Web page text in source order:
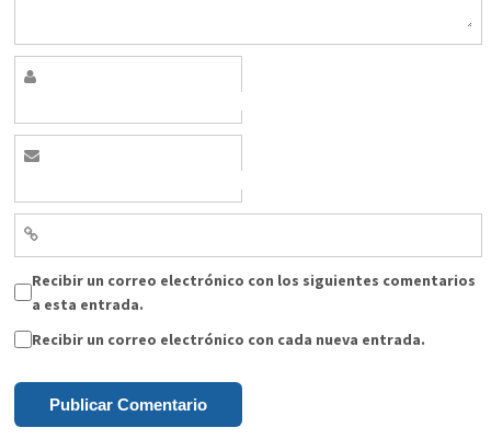
Recibir un correo electrónico con los siguientes comentarios
a esta entrada.
Recibir un correo electrónico con cada nueva entrada.